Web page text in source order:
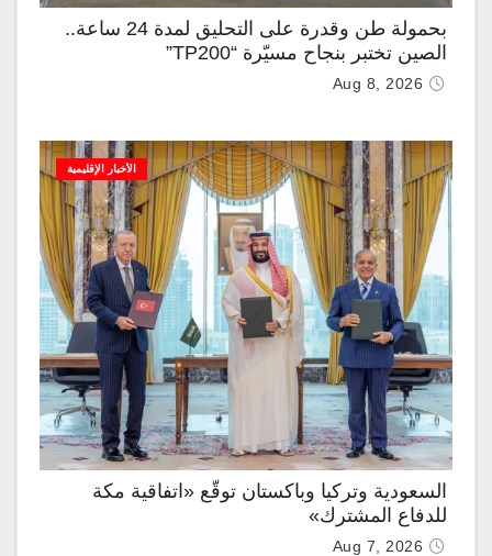
بحمولة طن وقدرة على التحليق لمدة 24 ساعة..
الصين تختبر بنجاح مسيّرة “TP200”
Aug 8, 2026
الأخبار الإقليمية
السعودية وتركيا وباكستان توقّع «اتفاقية مكة
للدفاع المشترك»
Aug 7, 2026